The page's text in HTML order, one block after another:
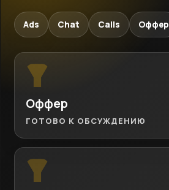
Ads Chat Calls Оффер
Оффер
ГОТОВО К ОБСУЖДЕНИЮ